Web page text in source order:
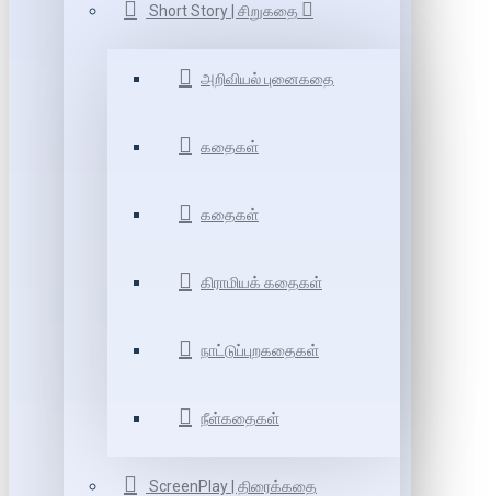
Short Story | சிறுகதை
அறிவியல் புனைகதை
கதைகள்
கதைகள்
கிராமியக் கதைகள்
நாட்டுப்புறகதைகள்
நீள்கதைகள்
ScreenPlay | திரைக்கதை